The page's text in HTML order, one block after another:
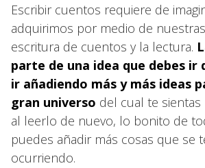
Escribir cuentos requiere de
adquirimos por medio de
escritura de cuentos y la lectura.
parte de una idea que debes ir
ir añadiendo más y más ideas
gran universo del cual te
al leerlo de nuevo, lo bonito de
puedes añadir más cosas que se
ocurriendo.